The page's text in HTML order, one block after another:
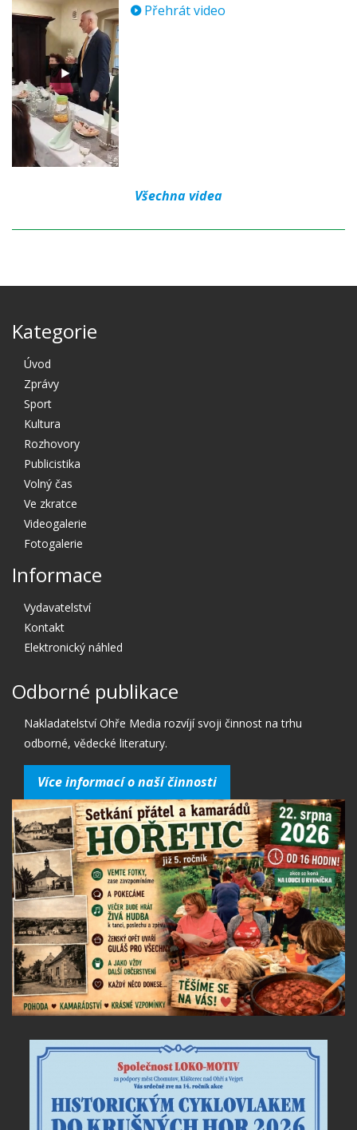
Přehrát video
Všechna videa
Kategorie
Úvod
Zprávy
Sport
Kultura
Rozhovory
Publicistika
Volný čas
Ve zkratce
Videogalerie
Fotogalerie
Informace
Vydavatelství
Kontakt
Elektronický náhled
Odborné publikace
Nakladatelství Ohře Media rozvíjí svoji činnost na trhu
odborné, vědecké literatury.
Více informací o naší činnosti